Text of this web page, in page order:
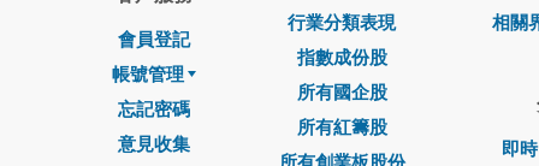
會員登記
帳號管理
忘記密碼
意見收集
行業分類表現
指數成份股
所有國企股
所有紅籌股
所有創業板股份
相關
即